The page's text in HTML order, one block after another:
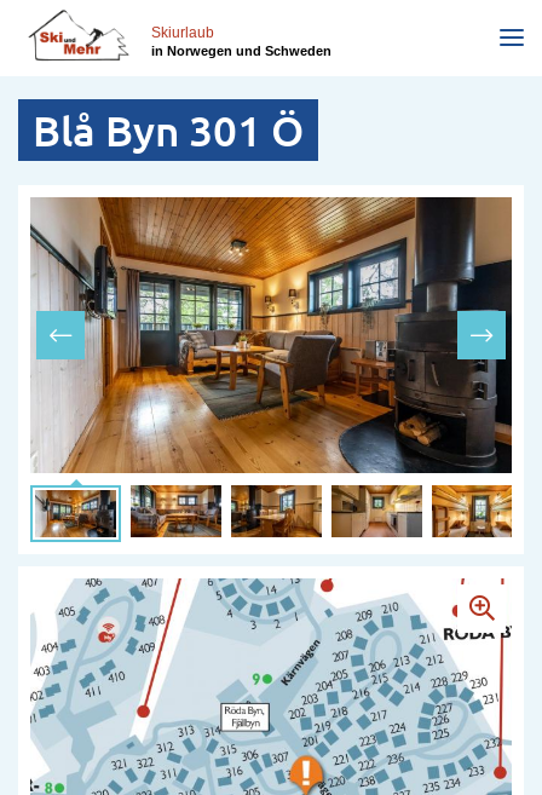
zum
Inhalt
Skiurlaub
in Norwegen und Schweden
Blå Byn 301 Ö